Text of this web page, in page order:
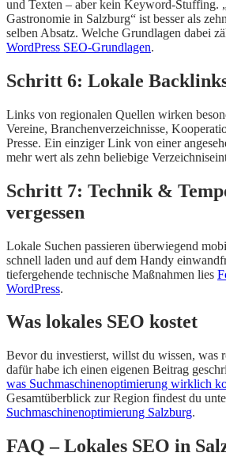
und Texten – aber kein Keyword-Stuffing.
Gastronomie in Salzburg“ ist besser als
selben Absatz. Welche Grundlagen dabei
WordPress SEO-Grundlagen.
Schritt 6: Lokale
Links von regionalen Quellen wirken
Vereine, Branchenverzeichnisse,
Presse. Ein einziger Link von einer
mehr wert als zehn beliebige
Schritt 7: Technik &
vergessen
Lokale Suchen passieren überwiegend
schnell laden und auf dem Handy
tiefergehende technische Maßnahmen lies
WordPress.
Was lokales SEO kostet
Bevor du investierst, willst du wissen, was
dafür habe ich einen eigenen Beitrag
was Suchmaschinenoptimierung wirklich
Gesamtüberblick zur Region findest du
Suchmaschinenoptimierung Salzburg.
FAQ – Lokales SEO in